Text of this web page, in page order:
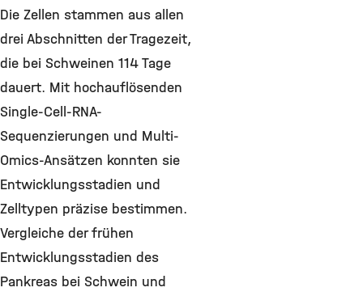
Die Zellen stammen aus allen
drei Abschnitten der Tragezeit,
die bei Schweinen 114 Tage
dauert. Mit hochauflösenden
Single-Cell-RNA-
Sequenzierungen und Multi-
Omics-Ansätzen konnten sie
Entwicklungsstadien und
Zelltypen präzise bestimmen.
Vergleiche der frühen
Entwicklungsstadien des
Pankreas bei Schwein und